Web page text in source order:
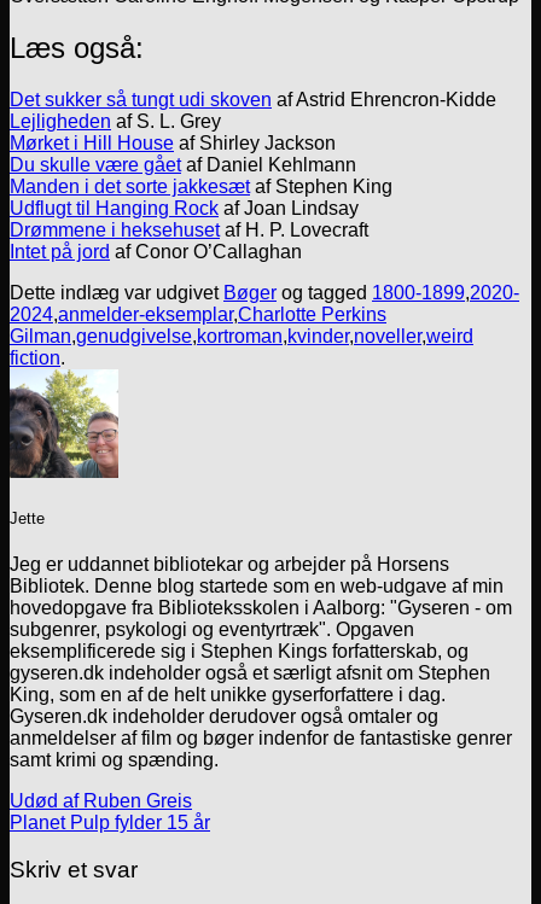
Læs også:
Det sukker så tungt udi skoven af Astrid Ehrencron-Kidde
Lejligheden af S. L. Grey
Mørket i Hill House af Shirley Jackson
Du skulle være gåetaf Daniel Kehlmann
Manden i det sorte jakkesætaf Stephen King
Udflugt til Hanging Rock af Joan Lindsay
Drømmene i heksehusetaf H. P. Lovecraft
Intet på jord af Conor O’Callaghan
Dette indlæg var udgivet Bøger og tagged 1800-1899,2020-
2024,anmelder-eksemplar,Charlotte Perkins
Gilman,genudgivelse,kortroman,kvinder,noveller,weird
fiction.
Jette
Jeg er uddannet bibliotekar og arbejder på Horsens
Bibliotek. Denne blog startede som en web-udgave af min
hovedopgave fra Biblioteksskolen i Aalborg: "Gyseren - om
subgenrer, psykologi og eventyrtræk". Opgaven
eksemplificerede sig i Stephen Kings forfatterskab, og
gyseren.dk indeholder også et særligt afsnit om Stephen
King, som en af de helt unikke gyserforfattere i dag.
Gyseren.dk indeholder derudover også omtaler og
anmeldelser af film og bøger indenfor de fantastiske genrer
samt krimi og spænding.
Udød af Ruben Greis
Planet Pulp fylder 15 år
Skriv et svar